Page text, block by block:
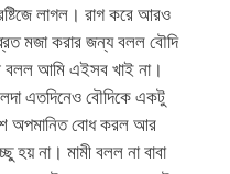
লাগল। রাগ করে আরও
মজা করার জন্য বলল বৌদি
বলল আমি এইসব খাই না।
এতদিনেও বৌদিকে একটু
অপমানিত বোধ করল আর
না। মামী বলল না বাবা